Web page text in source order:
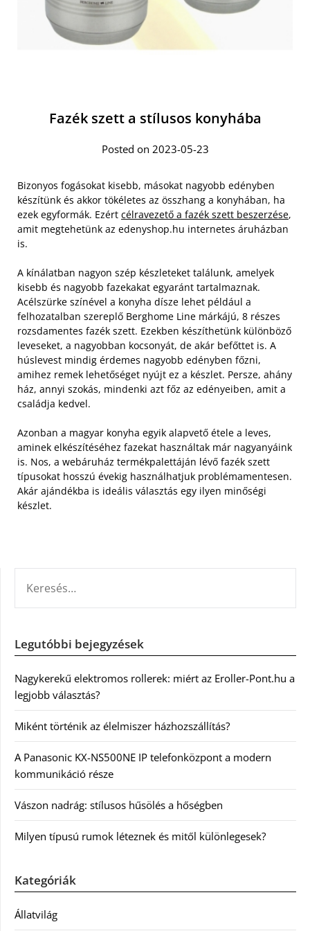
Fazék szett a stílusos konyhába
Posted on 2023-05-23
Bizonyos fogásokat kisebb, másokat nagyobb edényben
készítünk és akkor tökéletes az összhang a konyhában, ha
ezek egyformák. Ezért célravezető a fazék szett beszerzése,
amit megtehetünk az edenyshop.hu internetes áruházban
is.
A kínálatban nagyon szép készleteket találunk, amelyek
kisebb és nagyobb fazekakat egyaránt tartalmaznak.
Acélszürke színével a konyha dísze lehet például a
felhozatalban szereplő Berghome Line márkájú, 8 részes
rozsdamentes fazék szett. Ezekben készíthetünk különböző
leveseket, a nagyobban kocsonyát, de akár befőttet is. A
húslevest mindig érdemes nagyobb edényben főzni,
amihez remek lehetőséget nyújt ez a készlet. Persze, ahány
ház, annyi szokás, mindenki azt főz az edényeiben, amit a
családja kedvel.
Azonban a magyar konyha egyik alapvető étele a leves,
aminek elkészítéséhez fazekat használtak már nagyanyáink
is. Nos, a webáruház termékpalettáján lévő fazék szett
típusokat hosszú évekig használhatjuk problémamentesen.
Akár ajándékba is ideális választás egy ilyen minőségi
készlet.
Legutóbbi bejegyzések
Nagykerekű elektromos rollerek: miért az Eroller-Pont.hu a
legjobb választás?
Miként történik az élelmiszer házhozszállítás?
A Panasonic KX-NS500NE IP telefonközpont a modern
kommunikáció része
Vászon nadrág: stílusos hűsölés a hőségben
Milyen típusú rumok léteznek és mitől különlegesek?
Kategóriák
Állatvilág